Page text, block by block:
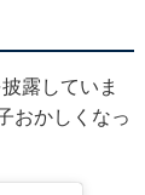
露していま
おかしくなっ